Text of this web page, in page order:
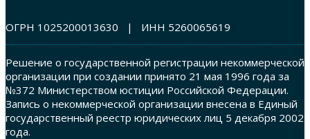
ОГРН 1025200013630 | ИНН 5260065619
Решение о государственной регистрации некоммерческой
организации при создании принято 21 мая 1996 года за
№372 Министерством юстиции Российской Федерации.
Запись о некоммерческой организации внесена в Единый
государственный реестр юридических лиц 5 декабря 2002
года.